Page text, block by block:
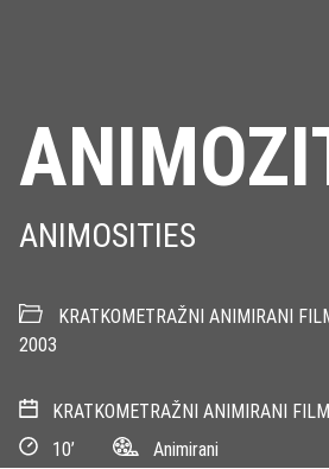
ANIMOSITIES
KRATKOMETRAŽNI ANIMIRANI
2003
KRATKOMETRAŽNI ANIMIRANI FILM
10’
Animirani